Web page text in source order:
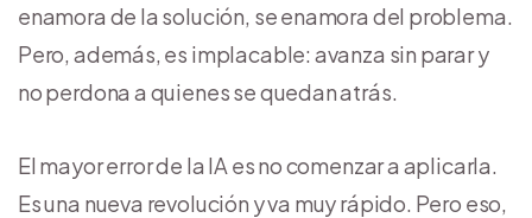
enamora de la solución, se enamora del problema.
Pero, además, es implacable: avanza sin parar y
no perdona a quienes se quedan atrás.
El mayor error de la IA es no comenzar a aplicarla.
Es una nueva revolución y va muy rápido. Pero eso,